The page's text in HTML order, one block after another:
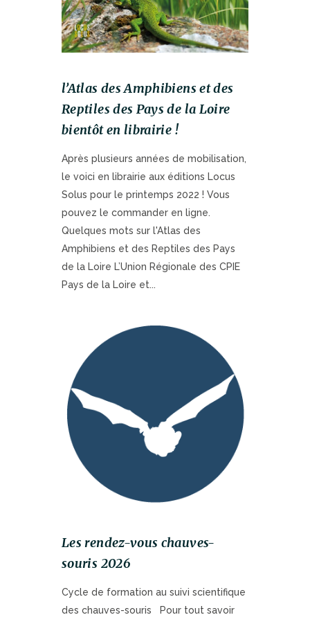
l’Atlas des Amphibiens et des
Reptiles des Pays de la Loire
bientôt en librairie !
Après plusieurs années de mobilisation,
le voici en librairie aux éditions Locus
Solus pour le printemps 2022 ! Vous
pouvez le commander en ligne.
Quelques mots sur l'Atlas des
Amphibiens et des Reptiles des Pays
de la Loire L’Union Régionale des CPIE
Pays de la Loire et...
Les rendez-vous chauves-
souris 2026
Cycle de formation au suivi scientifique
des chauves-souris Pour tout savoir